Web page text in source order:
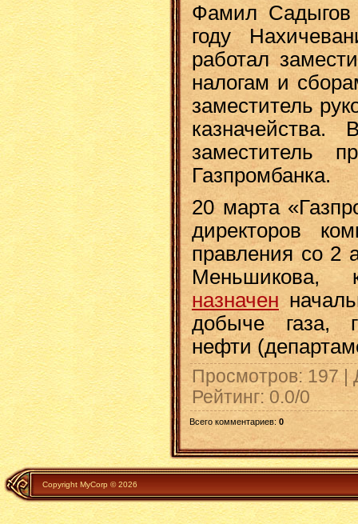
Фамил Садыгов
году
работал
налогам и
заместитель
заместитель
Газпромбанка.
20 марта
директоров
правления со 2
Меньшикова,
назначен
добыче газа,
нефти
Просмотров: 197 |
Рейтинг: 0.0/0
Всего комментариев: 0
Copyright MyCorp © 2026